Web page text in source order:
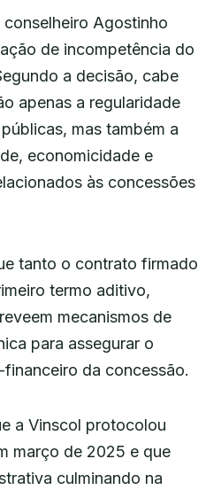
Agostinho
de incompetência do
a decisão, cabe
apenas a regularidade
mas também a
economicidade e
às concessões
tanto o contrato firmado
termo aditivo,
mecanismos de
para assegurar o
da concessão.
a Vinscol protocolou
março de 2025 e que
culminando na